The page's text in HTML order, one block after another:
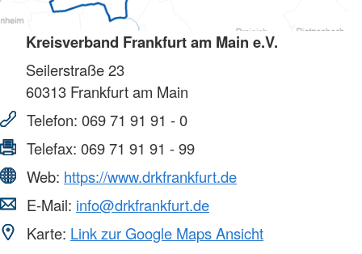
Kreisverband Frankfurt am Main e.V.
Seilerstraße 23
60313 Frankfurt am Main
Telefon: 069 71 91 91 - 0
Telefax: 069 71 91 91 - 99
Web: https://www.drkfrankfurt.de
E-Mail: info@drkfrankfurt.de
Karte: Link zur Google Maps Ansicht